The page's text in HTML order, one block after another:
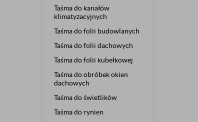
Taśma do kanałów
klimatyzacyjnych
Taśma do folii budowlanych
Taśma do folii dachowych
Taśma do folii kubełkowej
Taśma do obróbek okien
dachowych
Taśma do świetlików
Taśma do rynien